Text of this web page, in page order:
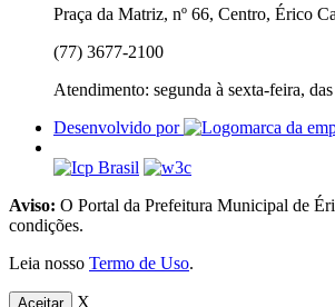
Praça da Matriz, nº 66, Centro, Érico
(77) 3677-2100
Atendimento: segunda à sexta-feira,
Desenvolvido por
Aviso: O Portal da Prefeitura Municipal de
condições.
Leia nosso Termo de Uso.
Aceitar X